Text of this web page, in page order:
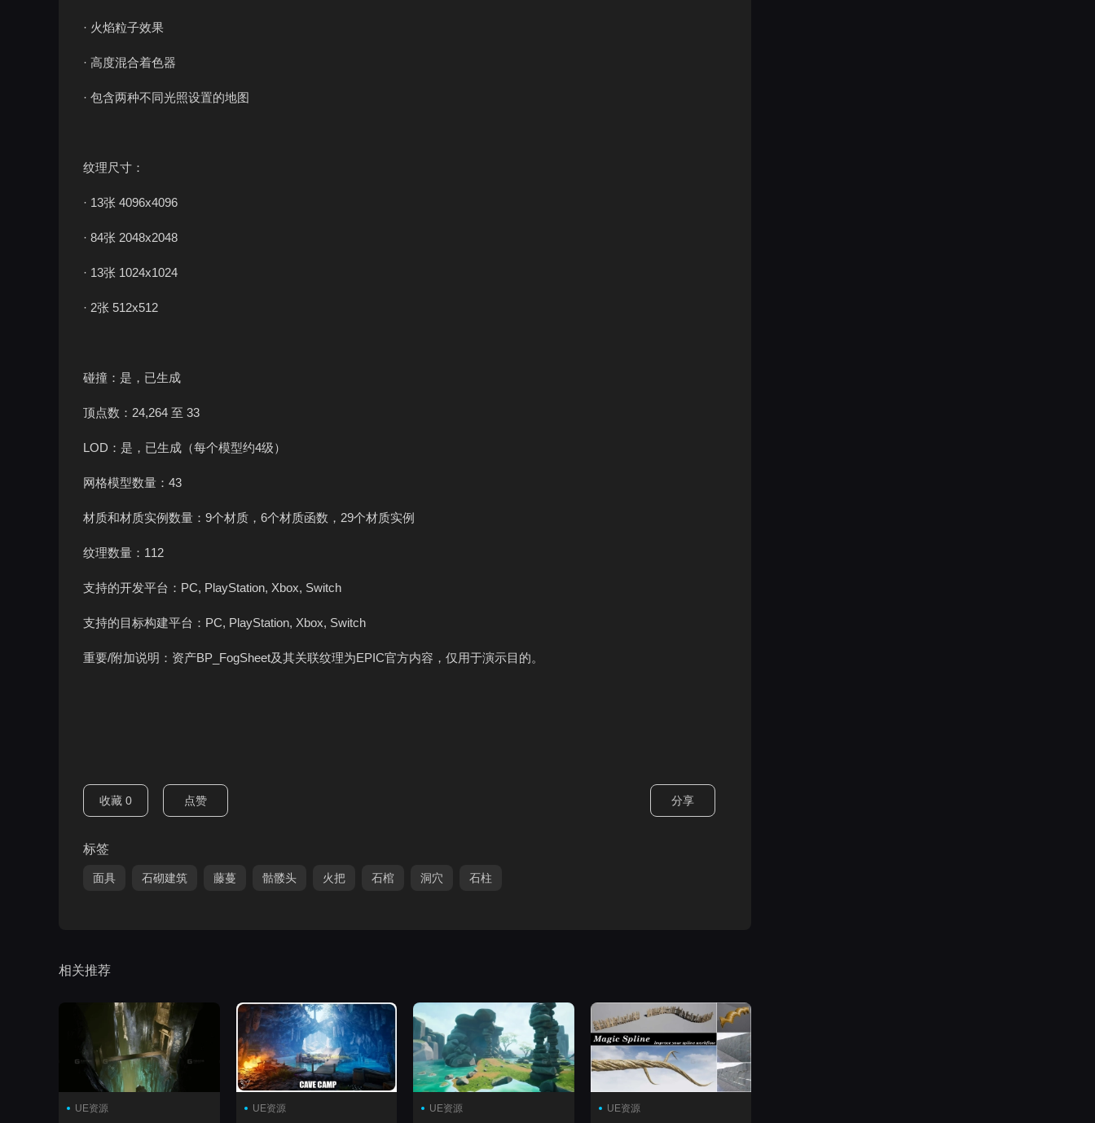
· 火焰粒子效果
· 高度混合着色器
· 包含两种不同光照设置的地图
纹理尺寸：
· 13张 4096x4096
· 84张 2048x2048
· 13张 1024x1024
· 2张 512x512
碰撞：是，已生成
顶点数：24,264 至 33
LOD：是，已生成（每个模型约4级）
网格模型数量：43
材质和材质实例数量：9个材质，6个材质函数，29个材质实例
纹理数量：112
支持的开发平台：PC, PlayStation, Xbox, Switch
支持的目标构建平台：PC, PlayStation, Xbox, Switch
重要/附加说明：资产BP_FogSheet及其关联纹理为EPIC官方内容，仅用于演示目的。
收藏 0 点赞 分享
标签
面具 石砌建筑 藤蔓 骷髅头 火把 石棺 洞穴 石柱
相关推荐
UE资源 UE资源 UE资源 UE资源